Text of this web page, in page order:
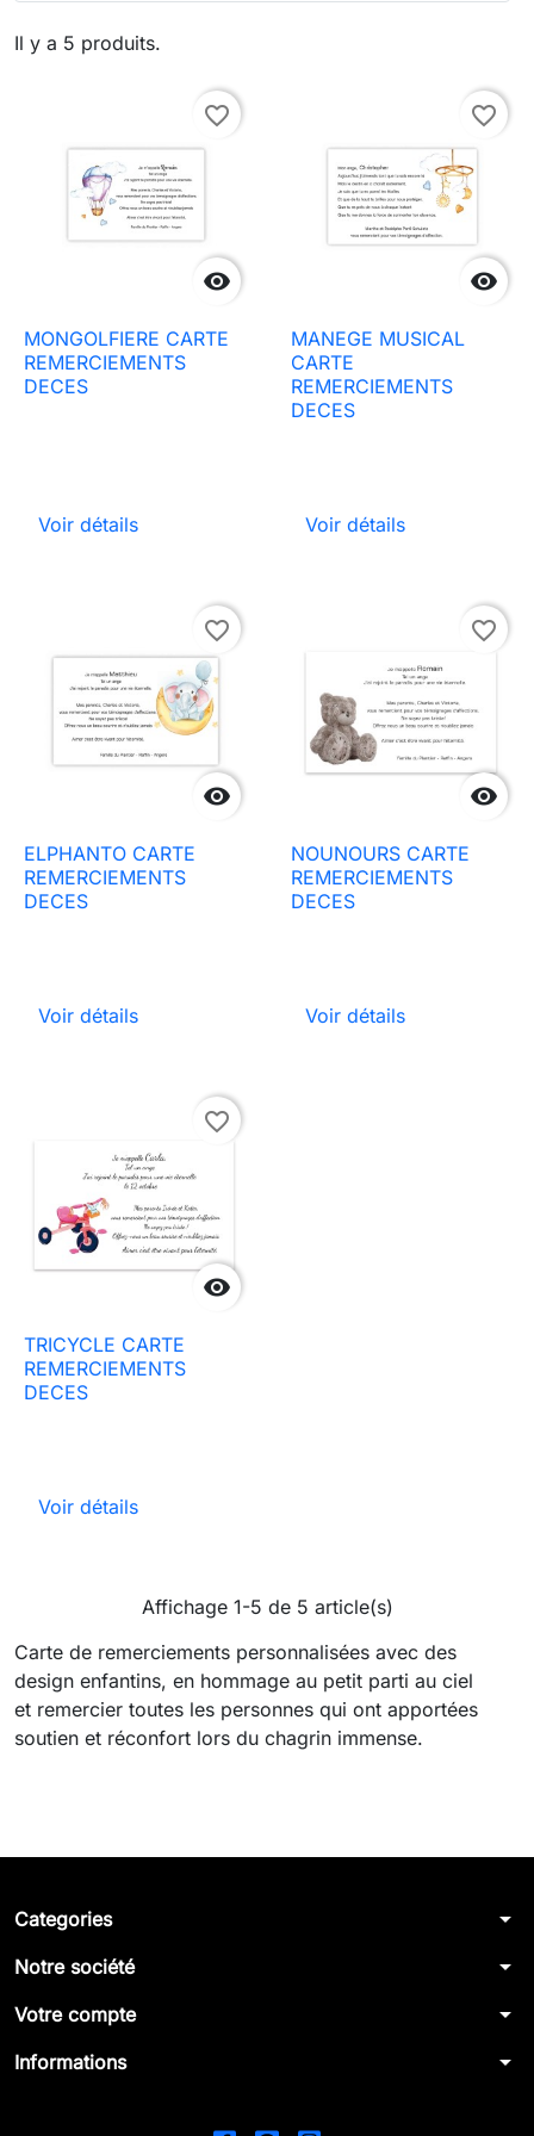
Il y a 5 produits.

favorite_border
MONGOLFIERE CARTE
REMERCIEMENTS
DECES
Voir détails

favorite_border
MANEGE MUSICAL
CARTE
REMERCIEMENTS
DECES
Voir détails

favorite_border
ELPHANTO CARTE
REMERCIEMENTS
DECES
Voir détails

favorite_border
NOUNOURS CARTE
REMERCIEMENTS
DECES
Voir détails

favorite_border
TRICYCLE CARTE
REMERCIEMENTS
DECES
Voir détails
Affichage 1-5 de 5 article(s)
Carte de remerciements personnalisées avec des
design enfantins, en hommage au petit parti au ciel
et remercier toutes les personnes qui ont apportées
soutien et réconfort lors du chagrin immense.
Categories arrow_drop_down
Notre société arrow_drop_down
Votre compte arrow_drop_down
Informations arrow_drop_down